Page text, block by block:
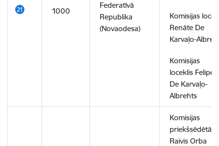
1000
Federatīvā
Republika
(Novaodesa)
Komisijas
Renāte De
Karvaļo-
Komisijas
loceklis Felipe
De Karvaļo-
Albrehts
Komisijas
priekšsēdētājs
Raivis Orba